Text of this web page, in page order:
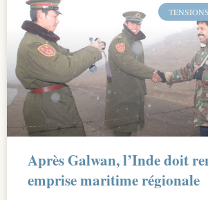
Après Galwan, l’Inde doit
emprise maritime régionale